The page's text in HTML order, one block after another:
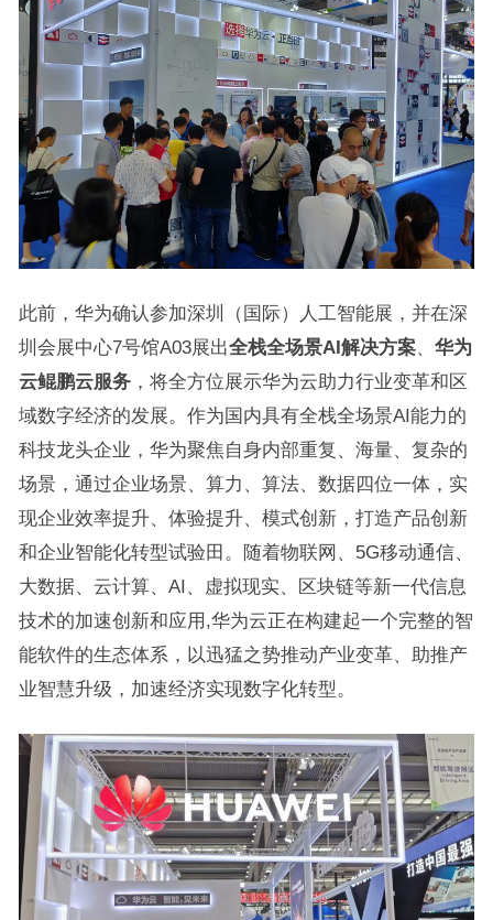
此前，华为确认参加深圳（国际）人工智能展，并在深
圳会展中心7号馆A03展出全栈全场景AI解决方案、 华为
云鲲鹏云服务，将全方位展示华为云助力行业变革和区
域数字经济的发展。作为国内具有全栈全场景AI能力的
科技龙头企业，华为聚焦自身内部重复、海量、复杂的
场景，通过企业场景、算力、算法、数据四位一体，实
现企业效率提升、体验提升、模式创新，打造产品创新
和企业智能化转型试验田。随着物联网、5G移动通信、
大数据、云计算、AI、虚拟现实、区块链等新一代信息
技术的加速创新和应用,华为云正在构建起一个完整的智
能软件的生态体系，以迅猛之势推动产业变革、助推产
业智慧升级，加速经济实现数字化转型。